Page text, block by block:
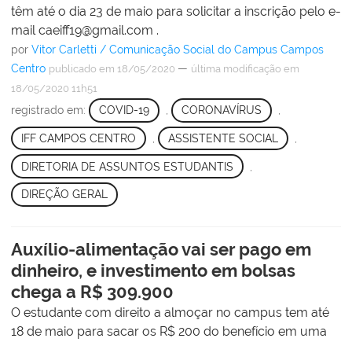
têm até o dia 23 de maio para solicitar a inscrição pelo e-
mail caeiff19@gmail.com .
por Vitor Carletti / Comunicação Social do Campus Campos
Centro publicado em 18/05/2020 — última modificação em
18/05/2020 11h51
registrado em: COVID-19 , CORONAVÍRUS ,
IFF CAMPOS CENTRO ASSISTENTE SOCIAL
DIRETORIA DE ASSUNTOS ESTUDANTIS
DIREÇÃO GERAL
Auxílio-alimentação vai ser pago em
dinheiro, e investimento em bolsas
chega a R$ 309.900
O estudante com direito a almoçar no campus tem até
18 de maio para sacar os R$ 200 do benefício em uma